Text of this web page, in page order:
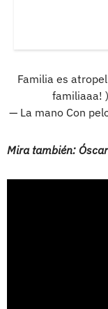
Familia es
familiaaa! )
— La mano Con
Mira también: